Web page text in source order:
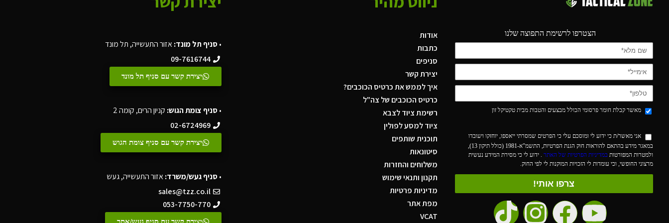
הצטרפו לרשימת התפוצה שלנו
מאשר קבלת חומר פרסומי הכולל מבצעים והטבות מבית טקטיקל זון
אני מאשר/ת כי ידוע לי ומוסכם עלי כי הפרטים שמסרתי ייאספו, יוחזקו ויעובדו
במאגר מידע בהתאם להוראות חוק הגנת הפרטיות, התשמ"א-1981 (כולל תיקון 13),
ולמטרות המפורטות במדיניות הפרטיות של האתר . ידוע לי כי מסירת המידע נעשית
מרצוני החופשי, וכי עומדות לי הזכויות המוקנות לי לפי החוק.
צרפו אותי!
אודות
כתבות
סניפים
יצירת קשר
איך לממש את כרטיס הכוכבים?
כרטיס הכוכבים של צה"ל
רשימת ציוד לצבא
ציוד למסע לפולין
תוכנית שותפים
סיטונאות
משלוחים והחזרות
תקנון ותנאי שימוש
מדיניות פרטיות
מפת אתר
VCAT
•סניף תל מונד:אזור התעשייה, תל מונד
09-7616744
יצירת קשר עם סניף תל מונד
•סניף צומת הגוש: קניון הרים, קומה 2
02-6724969
יצירת קשר עם סניף צומת הגוש
•סניף געש/משרד:אזור התעשייה, געש
sales@tzz.co.il
053-7750-770